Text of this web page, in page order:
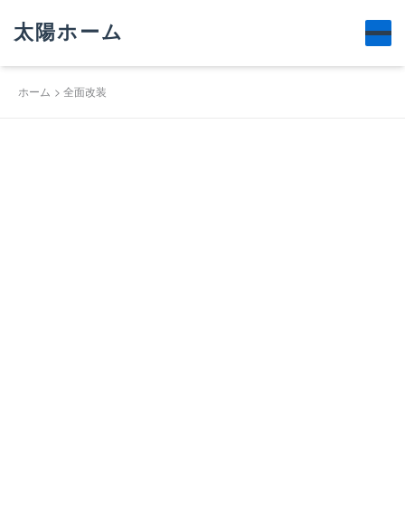
太陽ホーム
ホーム 全面改装